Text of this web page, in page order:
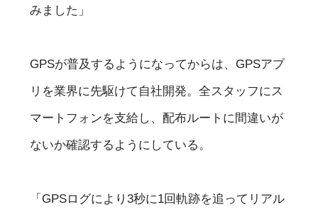
みました」
GPSが普及するようになってからは、GPSアプ
リを業界に先駆けて自社開発。全スタッフにス
マートフォンを支給し、配布ルートに間違いが
ないか確認するようにしている。
「GPSログにより3秒に1回軌跡を追ってリアル